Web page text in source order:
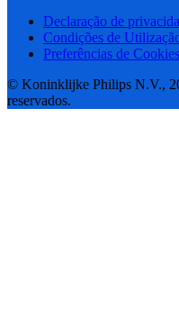
Declaração de
Condições de
Preferências de Cookies
© Koninklijke Philips N.V.,
reservados.